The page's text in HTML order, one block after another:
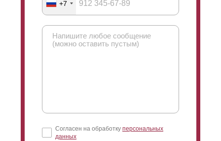
+7
Согласен на обработку персональных
данных